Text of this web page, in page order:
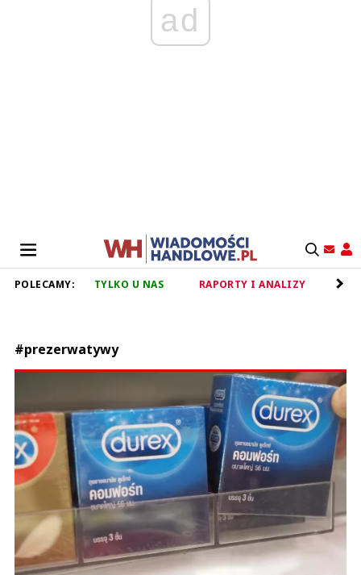
ad
POLECAMY: TYLKO U NAS RAPORTY I ANALIZY
#prezerwatywy